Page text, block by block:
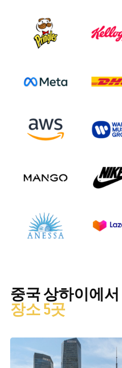
중국 상하이에서
장소 5곳